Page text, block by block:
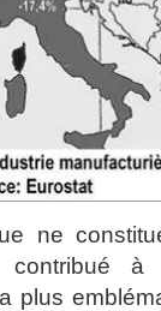
ne
à
plus